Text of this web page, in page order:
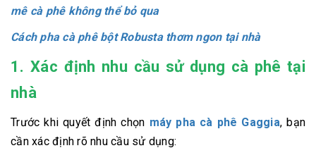
mê cà phê không thể bỏ qua
Cách pha cà phê bột Robusta thơm ngon tại nhà
1. Xác định nhu cầu sử dụng cà phê tại
nhà
Trước khi quyết định chọn máy pha cà phê Gaggia, bạn
cần xác định rõ nhu cầu sử dụng: